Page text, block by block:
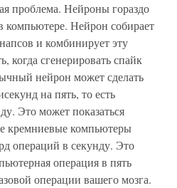
проблема. Нейроны гораздо
компьютере. Нейрон собирает
и комбинирует эту
сгенерировать спайк
нейрон может сделать
на пять, то есть
Это может показаться
кремниевые компьютеры
операций в секунду. Это
операция в пять
операции вашего мозга.